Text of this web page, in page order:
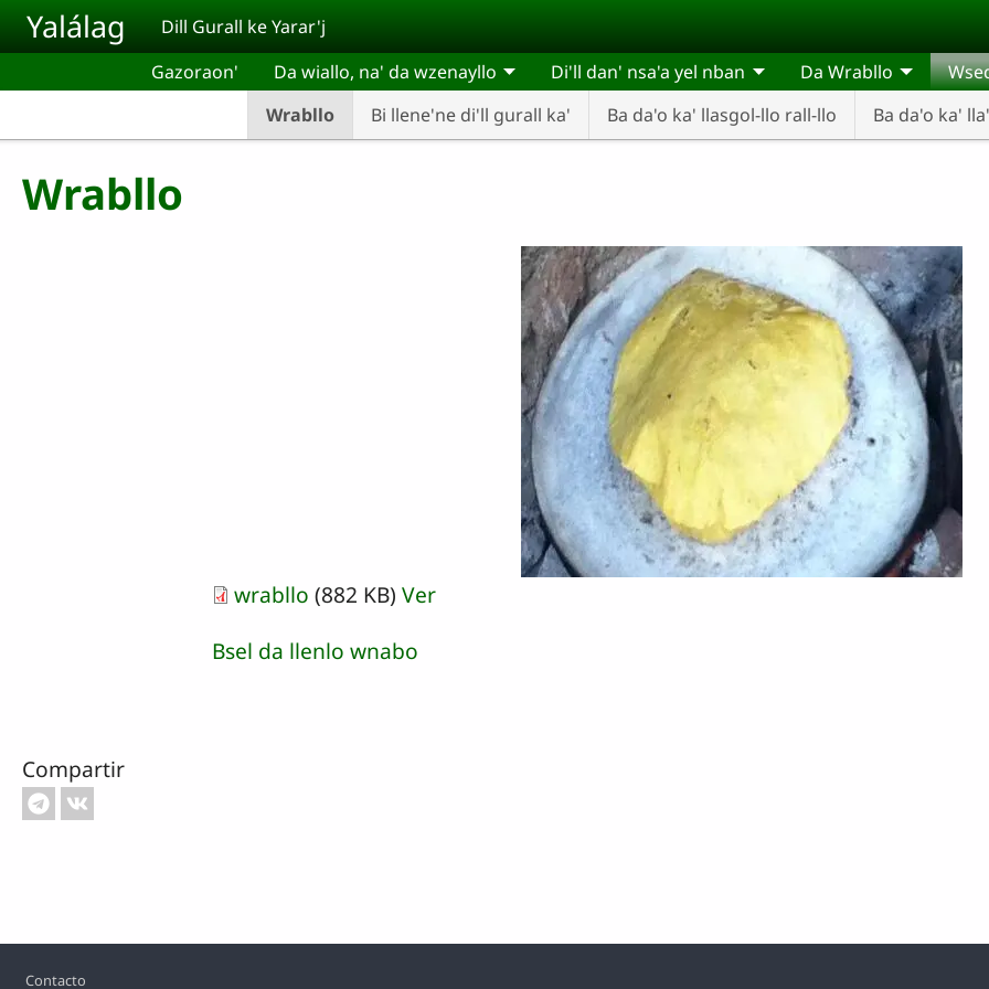
Pasar al contenido principal
Yalálag Dill Gurall ke Yarar'j
Gazoraon' Da wiallo, na' da wzenayllo Di'll dan' nsa'a yel nban Da Wrabllo
Wrabllo
Bi llene'ne di'll gurall ka' Ba da'o ka' llasgol-llo rall-llo Ba da'o ka'
Wrabllo
wrabllo (882 KB) Ver
Bsel da llenlo wnabo
Compartir
Footer
Contacto